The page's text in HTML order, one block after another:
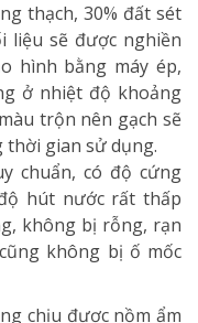
thạch, 30% đất sét
liệu sẽ được nghiền
hình bằng máy ép,
ở nhiệt độ khoảng
trộn nên gạch sẽ
thời gian sử dụng.
chuẩn, có độ cứng
hút nước rất thấp
không bị rỗng, rạn
không bị ố mốc
chịu được nồm ẩm